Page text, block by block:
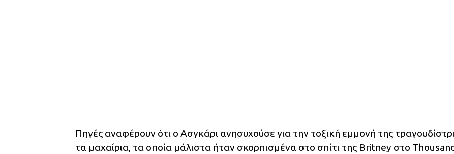
Πηγές αναφέρουν ότι ο Ασγκάρι ανησυχούσε για την τοξική εμμονή της
τα μαχαίρια, τα οποία μάλιστα ήταν σκορπισμένα στο σπίτι της Britney στο